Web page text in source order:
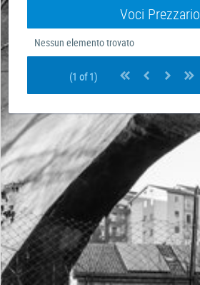
Voci Prezzario
Nessun elemento trovato
(1 of 1)